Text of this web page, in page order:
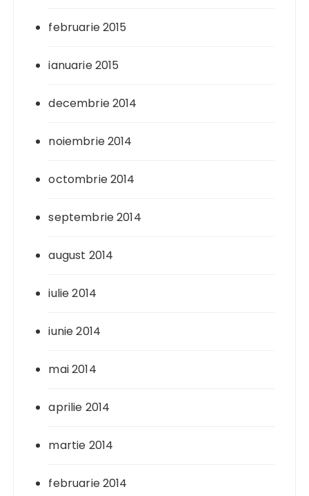
februarie 2015
ianuarie 2015
decembrie 2014
noiembrie 2014
octombrie 2014
septembrie 2014
august 2014
iulie 2014
iunie 2014
mai 2014
aprilie 2014
martie 2014
februarie 2014